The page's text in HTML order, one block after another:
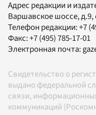
Адрес редакции и
Варшавское шоссе, д.9,
Телефон редакции:+7
Факс:+7 (495) 785-17-01
Электронная почта:
Свидетельство о
выдано федеральной
связи,
коммуникаций